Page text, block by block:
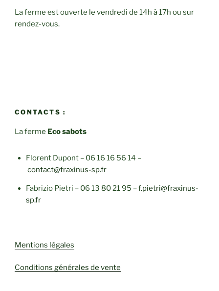
La ferme est ouverte le vendredi de 14h à 17h ou sur
rendez-vous.
CONTACTS :
La ferme Eco sabots
Florent Dupont – 06 16 16 56 14 –
contact@fraxinus-sp.fr
Fabrizio Pietri – 06 13 80 21 95 –f.pietri@fraxinus-
sp.fr
Mentions légales
Conditions générales de vente